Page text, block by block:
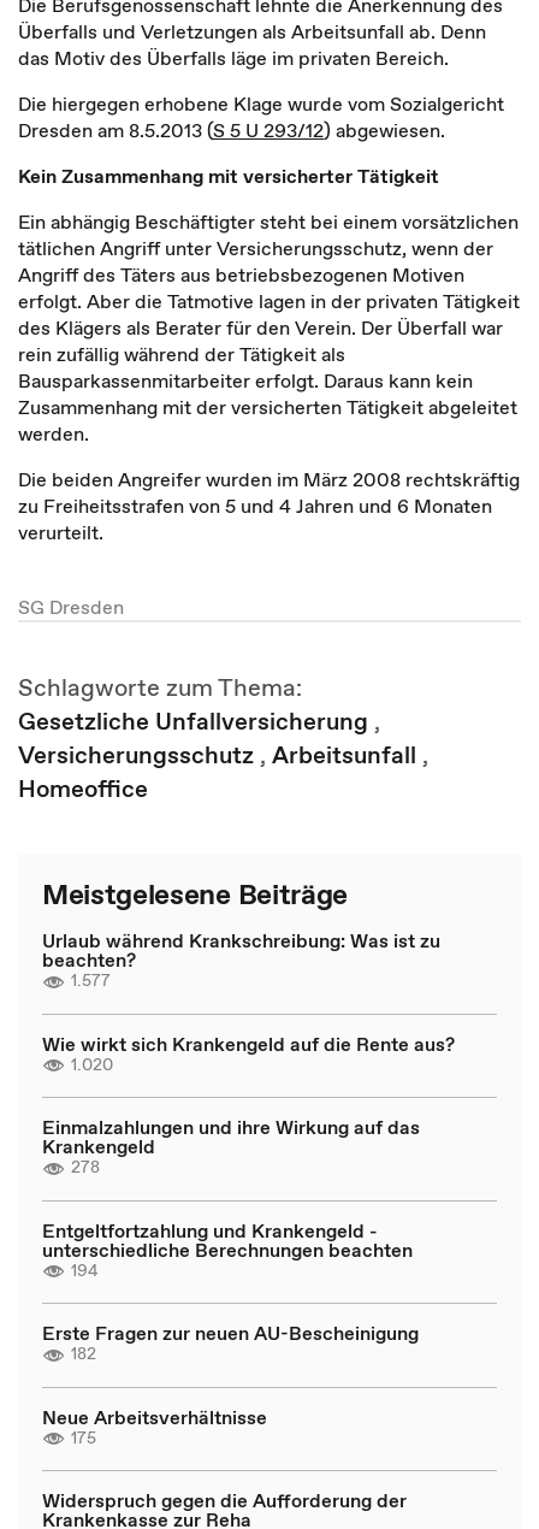
Überfalls und Verletzungen als Arbeitsunfall ab. Denn
das Motiv des Überfalls läge im privaten Bereich.
Die hiergegen erhobene Klage wurde vom Sozialgericht
Dresden am 8.5.2013 (S 5 U 293/12) abgewiesen.
Kein Zusammenhang mit versicherter Tätigkeit
Ein abhängig Beschäftigter steht bei einem vorsätzlichen
tätlichen Angriff unter Versicherungsschutz, wenn der
Angriff des Täters aus betriebsbezogenen Motiven
erfolgt. Aber die Tatmotive lagen in der privaten Tätigkeit
des Klägers als Berater für den Verein. Der Überfall war
rein zufällig während der Tätigkeit als
Bausparkassenmitarbeiter erfolgt. Daraus kann kein
Zusammenhang mit der versicherten Tätigkeit abgeleitet
werden.
Die beiden Angreifer wurden im März 2008 rechtskräftig
zu Freiheitsstrafen von 5 und 4 Jahren und 6 Monaten
verurteilt.
SG Dresden
Schlagworte zum Thema:
Gesetzliche Unfallversicherung ,
Versicherungsschutz , Arbeitsunfall ,
Homeoffice
Meistgelesene Beiträge
Urlaub während Krankschreibung: Was ist zu
beachten?
1.577
Wie wirkt sich Krankengeld auf die Rente aus?
1.020
Einmalzahlungen und ihre Wirkung auf das
Krankengeld
278
Entgeltfortzahlung und Krankengeld -
unterschiedliche Berechnungen beachten
194
Erste Fragen zur neuen AU-Bescheinigung
182
Neue Arbeitsverhältnisse
175
Widerspruch gegen die Aufforderung der
Krankenkasse zur Reha